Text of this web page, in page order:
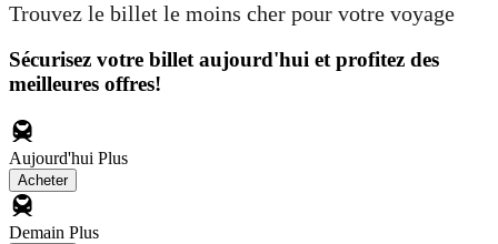
Trouvez le billet le moins cher pour votre voyage
Sécurisez votre billet aujourd'hui et profitez des
meilleures offres!
Aujourd'hui Plus
Acheter
Demain Plus